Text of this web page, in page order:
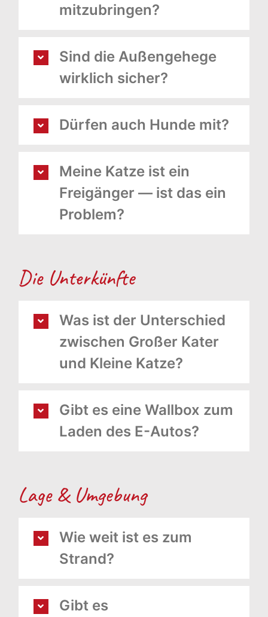
mitzubringen?
Sind die Außengehege
wirklich sicher?
Dürfen auch Hunde mit?
Meine Katze ist ein
Freigänger — ist das ein
Problem?
Die Unterkünfte
Was ist der Unterschied
zwischen Großer Kater
und Kleine Katze?
Gibt es eine Wallbox zum
Laden des E-Autos?
Lage & Umgebung
Wie weit ist es zum
Strand?
Gibt es